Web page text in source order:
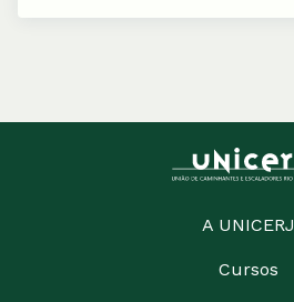
A UNICERJ
Cursos